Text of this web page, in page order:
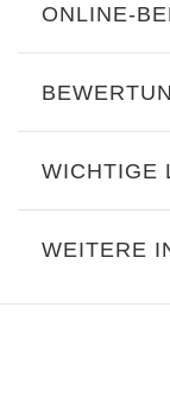
ONLINE-
WICHTIGE
WEITERE